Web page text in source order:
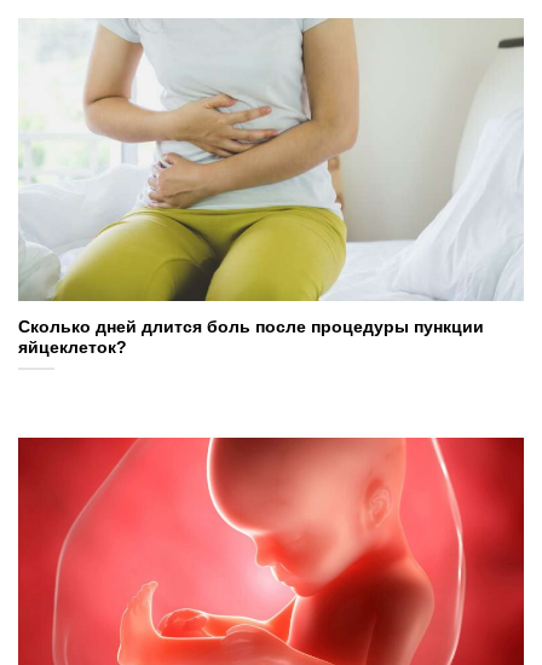
Сколько дней длится боль после процедуры пункции
яйцеклеток?